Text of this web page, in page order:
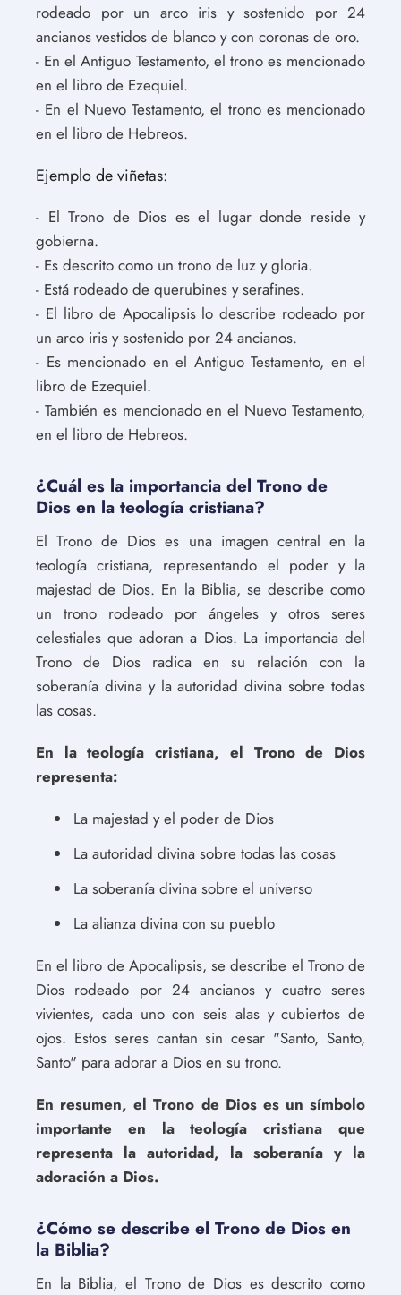
rodeado por un arco iris y sostenido por 24
ancianos vestidos de blanco y con coronas de oro.
- En el Antiguo Testamento, el trono es mencionado
en el libro de Ezequiel.
- En el Nuevo Testamento, el trono es mencionado
en el libro de Hebreos.
Ejemplo de viñetas:
- El Trono de Dios es el lugar donde reside y
gobierna.
- Es descrito como un trono de luz y gloria.
- Está rodeado de querubines y serafines.
- El libro de Apocalipsis lo describe rodeado por
un arco iris y sostenido por 24 ancianos.
- Es mencionado en el Antiguo Testamento, en el
libro de Ezequiel.
- También es mencionado en el Nuevo Testamento,
en el libro de Hebreos.
¿Cuál es la importancia del Trono de
Dios en la teología cristiana?
El Trono de Dios es una imagen central en la
teología cristiana, representando el poder y la
majestad de Dios. En la Biblia, se describe como
un trono rodeado por ángeles y otros seres
celestiales que adoran a Dios. La importancia del
Trono de Dios radica en su relación con la
soberanía divina y la autoridad divina sobre todas
las cosas.
En la teología cristiana, el Trono de Dios
representa:
La majestad y el poder de Dios
La autoridad divina sobre todas las cosas
La soberanía divina sobre el universo
La alianza divina con su pueblo
En el libro de Apocalipsis, se describe el Trono de
Dios rodeado por 24 ancianos y cuatro seres
vivientes, cada uno con seis alas y cubiertos de
ojos. Estos seres cantan sin cesar "Santo, Santo,
Santo" para adorar a Dios en su trono.
En resumen, el Trono de Dios es un símbolo
importante en la teología cristiana que
representa la autoridad, la soberanía y la
adoración a Dios.
¿Cómo se describe el Trono de Dios en
la Biblia?
En la Biblia, el Trono de Dios es descrito como